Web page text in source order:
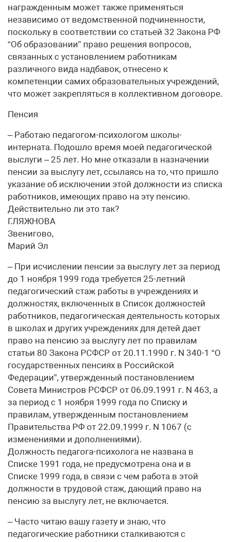
награжденным может также применяться
независимо от ведомственной подчиненности,
поскольку в соответствии со статьей 32 Закона РФ
“Об образовании” право решения вопросов,
связанных с установлением работникам
различного вида надбавок, отнесено к
компетенции самих образовательных учреждений,
что может закрепляться в коллективном договоре.
Пенсия
– Работаю педагогом-психологом школы-
интерната. Подошло время моей педагогической
выслуги – 25 лет. Но мне отказали в назначении
пенсии за выслугу лет, ссылаясь на то, что пришло
указание об исключении этой должности из списка
работников, имеющих право на эту пенсию.
Действительно ли это так?
Г.ЛЯЖНОВА
Звенигово,
Марий Эл
– При исчислении пенсии за выслугу лет за период
до 1 ноября 1999 года требуется 25-летний
педагогический стаж работы в учреждениях и
должностях, включенных в Список должностей
работников, педагогическая деятельность которых
в школах и других учреждениях для детей дает
право на пенсию за выслугу лет по правилам
статьи 80 Закона РСФСР от 20.11.1990 г. N 340-1 “О
государственных пенсиях в Российской
Федерации”, утвержденный постановлением
Совета Министров РСФСР от 06.09.1991 г. N 463, а
за период с 1 ноября 1999 года по Списку и
правилам, утвержденным постановлением
Правительства РФ от 22.09.1999 г. N 1067 (с
изменениями и дополнениями).
Должность педагога-психолога не названа в
Списке 1991 года, не предусмотрена она и в
Списке 1999 года, в связи с чем работа в этой
должности в трудовой стаж, дающий право на
пенсию за выслугу лет, не включается.
– Часто читаю вашу газету и знаю, что
педагогические работники сталкиваются с